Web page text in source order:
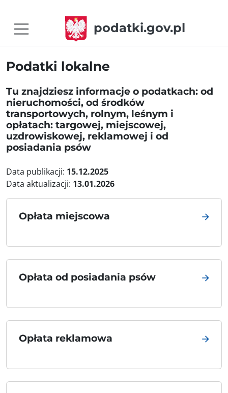
podatki.gov.pl
Podatki lokalne
Tu znajdziesz informacje o podatkach: od
nieruchomości, od środków
transportowych, rolnym, leśnym i
opłatach: targowej, miejscowej,
uzdrowiskowej, reklamowej i od
posiadania psów
Data publikacji: 15.12.2025
Data aktualizacji: 13.01.2026
Opłata miejscowa
Opłata od posiadania psów
Opłata reklamowa